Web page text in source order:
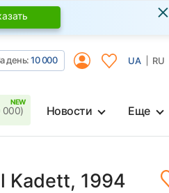
×
день:10 000 UA RU
000) Новости Еще
Kadett, 1994